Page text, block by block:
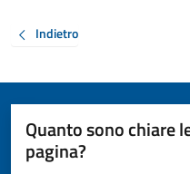
Indietro
Quanto sono chiare
pagina?